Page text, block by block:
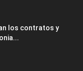
los contratos y